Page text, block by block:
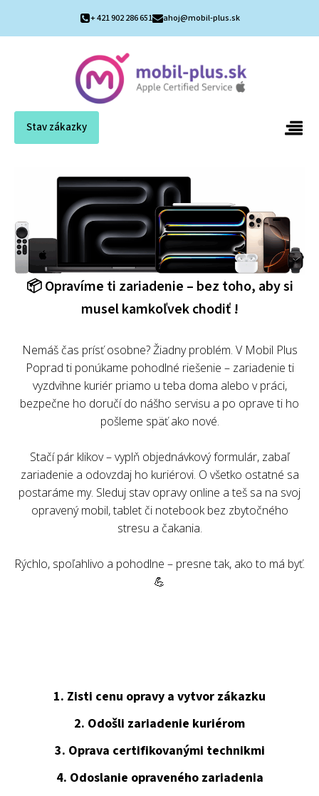
+ 421 902 286 651 ahoj@mobil-plus.sk
Stav zákazky
📦 Opravíme ti zariadenie – bez toho, aby si
musel kamkoľvek chodiť !
Nemáš čas prísť osobne? Žiadny problém. V Mobil Plus
Poprad ti ponúkame pohodlné riešenie – zariadenie ti
vyzdvihne kuriér priamo u teba doma alebo v práci,
bezpečne ho doručí do nášho servisu a po oprave ti ho
pošleme späť ako nové.
Stačí pár klikov – vyplň objednávkový formulár, zabaľ
zariadenie a odovzdaj ho kuriérovi. O všetko ostatné sa
postaráme my. Sleduj stav opravy online a teš sa na svoj
opravený mobil, tablet či notebook bez zbytočného
stresu a čakania.
Rýchlo, spoľahlivo a pohodlne – presne tak, ako to má byť.
💪
1. Zisti cenu opravy a vytvor zákazku
2. Odošli zariadenie kuriérom
3. Oprava certifikovanými technikmi
4. Odoslanie opraveného zariadenia